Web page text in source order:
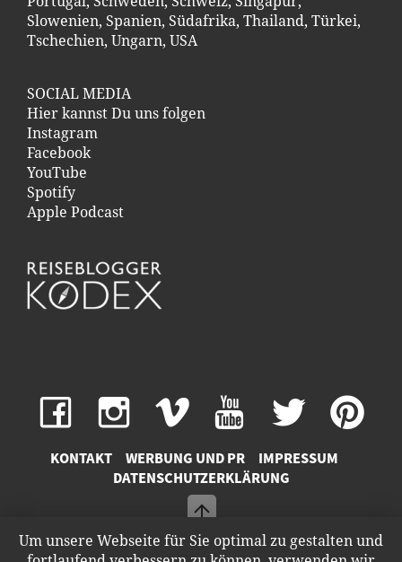
Slowenien, Spanien, Südafrika, Thailand, Türkei,
Tschechien, Ungarn, USA
SOCIAL MEDIA
Hier kannst Du uns folgen
Instagram
Facebook
YouTube
Spotify
Apple Podcast
KONTAKT WERBUNG UND PR
IMPRESSUM
DATENSCHUTZERKLÄRUNG
Um unsere Webseite für Sie optimal zu gestalten und